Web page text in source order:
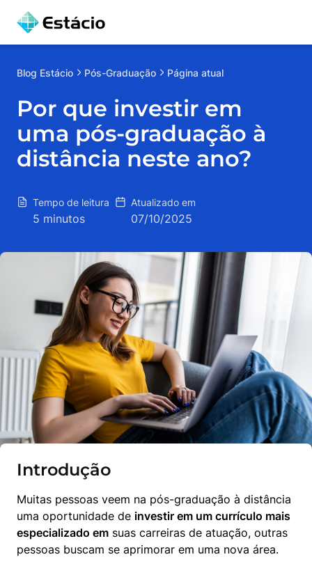
Blog Estácio Pós-Graduação Página atual
Por que investir em
uma pós-graduação à
distância neste ano?
Tempo de leitura
5 minutos
Atualizado em
07/10/2025
Introdução
Muitas pessoas veem na pós-graduação à distância
uma oportunidade de investir em um currículo mais
especializado em suas carreiras de atuação, outras
pessoas buscam se aprimorar em uma nova área.